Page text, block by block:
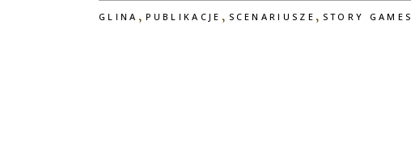
GLINA , PUBLIKACJE , SCENARIUSZE , STORY GAMES